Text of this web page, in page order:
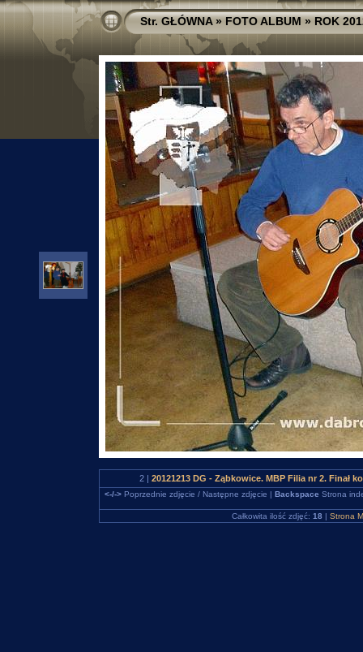
Str. GŁÓWNA»FOTO ALBUM»ROK
2 | 20121213 DG - Ząbkowice. MBP Filia nr 2.
<-/->Poprzednie zdjęcie / Następne zdjęcie | Backspace Strona
Całkowita ilość zdjęć: 18 | Strona